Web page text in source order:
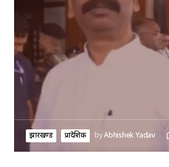
झारखण्ड प्रादेशिक byAbhishek Yadav